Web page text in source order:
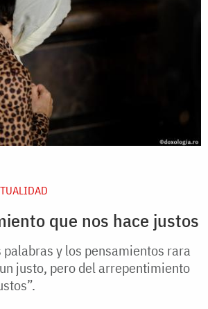
que nos hace justos
palabras y los pensamientos rara
justo, pero del arrepentimiento